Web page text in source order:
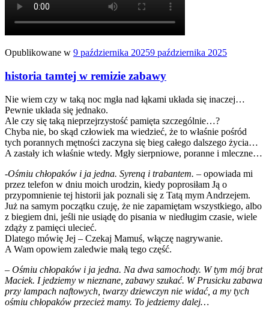
Opublikowane w 9 października 20259 października 2025
historia tamtej w remizie zabawy
Nie wiem czy w taką noc mgła nad łąkami układa się inaczej…
Pewnie układa się jednako.
Ale czy się taką nieprzejrzystość pamięta szczególnie…?
Chyba nie, bo skąd człowiek ma wiedzieć, że to właśnie pośród
tych porannych mętności zaczyna się bieg całego dalszego życia…
A zastały ich właśnie wtedy. Mgły sierpniowe, poranne i mleczne…
-Ośmiu chłopaków i ja jedna. Syreną i trabantem. – opowiada mi
przez telefon w dniu moich urodzin, kiedy poprosiłam Ją o
przypomnienie tej historii jak poznali się z Tatą mym Andrzejem.
Już na samym początku czuję, że nie zapamiętam wszystkiego, albo
z biegiem dni, jeśli nie usiądę do pisania w niedługim czasie, wiele
zdąży z pamięci ulecieć.
Dlatego mówię Jej – Czekaj Mamuś, włączę nagrywanie.
A Wam opowiem zaledwie małą tego część.
– Ośmiu chłopaków i ja jedna. Na dwa samochody. W tym mój brat
Maciek. I jedziemy w nieznane, zabawy szukać. W Prusicku zabawa
przy lampach naftowych, twarzy dziewczyn nie widać, a my tych
ośmiu chłopaków przecież mamy. To jedziemy dalej…